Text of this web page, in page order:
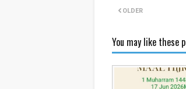
OLDER
You may like these